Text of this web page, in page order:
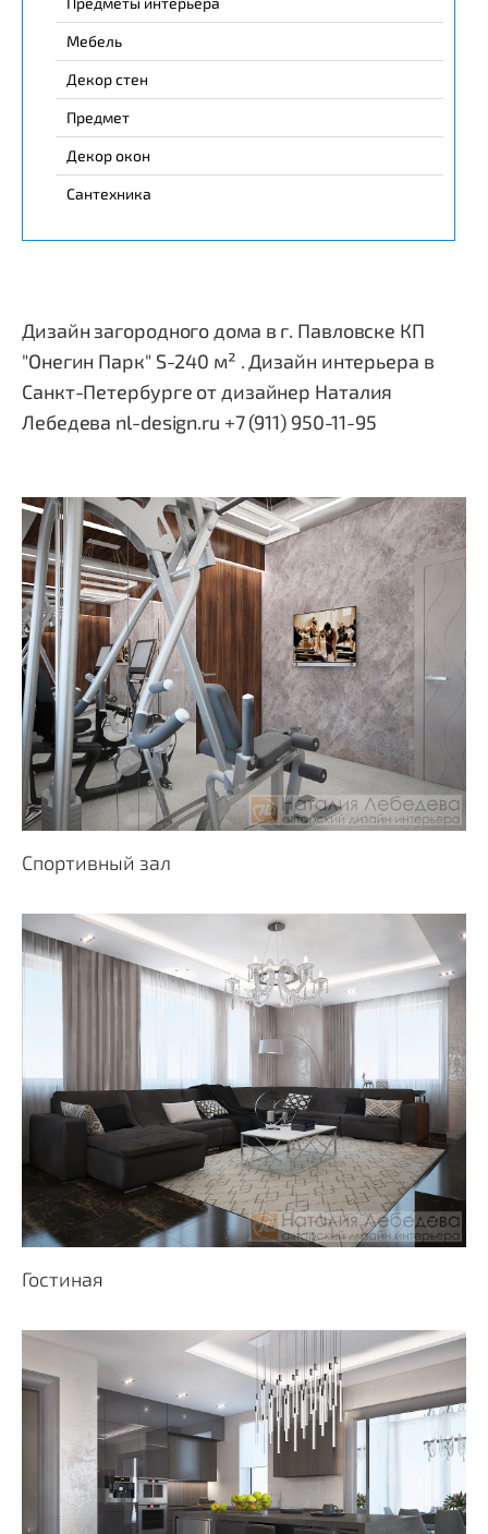
Мебель
Декор стен
Предмет
Декор окон
Сантехника
Дизайн загородного дома в г. Павловске КП
"Онегин Парк" S-240 м² . Дизайн интерьера в
Санкт-Петербурге от дизайнер Наталия
Лебедева nl-design.ru +7 (911) 950-11-95
Спортивный зал
Гостиная